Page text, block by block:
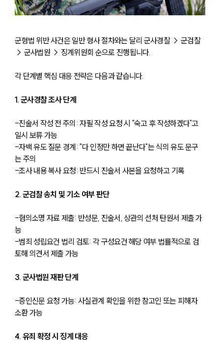
군형법 위반 사건은 일반 형사 절차와는 달리 군사경찰 → 군검찰
→ 군사법원 → 징계위원회 순으로 진행됩니다.
각 단계별 핵심 대응 전략은 다음과 같습니다.
1. 군사경찰 조사 단계
-진술서 작성 전 주의: 자필 작성 요청 시 "숙고 후 작성하겠다"고
일시 보류 가능
-자백 유도 질문 경계: "다 인정만 하면 끝난다"는 식의 유도 문구
는 주의
-조사 내용 복사 요청: 반드시 진술서 사본을 요청하고 기록
2. 군검찰 송치 및 기소 여부 판단
-혐의소명 자료 제출: 반성문, 진술서, 상관의 선처 탄원서 제출 가
능
-범죄 성립요건 법리 검토: 각 구성요건 해당 여부 법률적으로 검
토해 의견서 제출 가능
3. 군사법원 재판 단계
-증인신문 요청 가능: 사실관계 확인을 위한 참고인 또는 피해자
소환 가능
4. 유죄 확정 시 징계 대응